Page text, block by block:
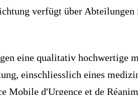
verfügt über
eine qualitativ hochwertige
einschliesslich eines
d'Urgence et de